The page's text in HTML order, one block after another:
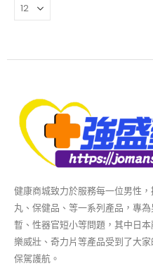
健康商城致力於服務每一位男性
丸、保健品、等一系列產品，專
暫、性器官短小等問題，其中日
樂威壯、奇力片等產品受到了大
保駕護航。